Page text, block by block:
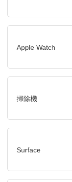
Apple Watch
掃除機
Surface